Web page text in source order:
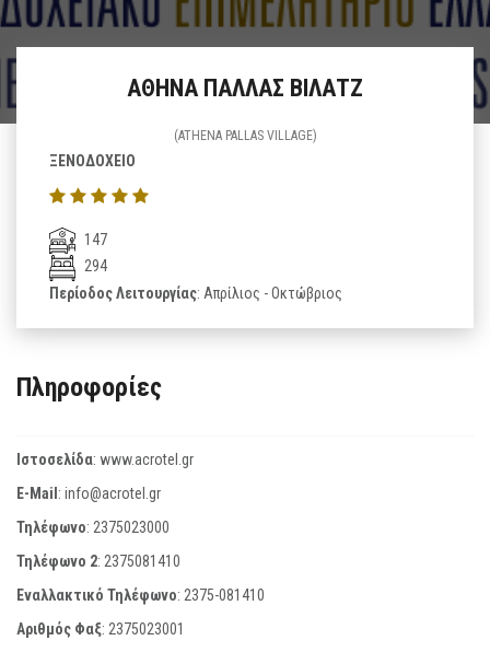
ΑΘΗΝΑ ΠΑΛΛΑΣ ΒΙΛΑΤΖ
(ATHENA PALLAS VILLAGE)
ΞΕΝΟΔΟΧΕΙΟ
147
294
Περίοδος Λειτουργίας: Απρίλιος - Οκτώβριος
Πληροφορίες
Ιστοσελίδα: www.acrotel.gr
E-Mail: info@acrotel.gr
Τηλέφωνο: 2375023000
Τηλέφωνο 2: 2375081410
Εναλλακτικό Τηλέφωνο: 2375-081410
Αριθμός Φαξ: 2375023001